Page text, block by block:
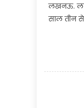
लखनऊ.
साल तीन